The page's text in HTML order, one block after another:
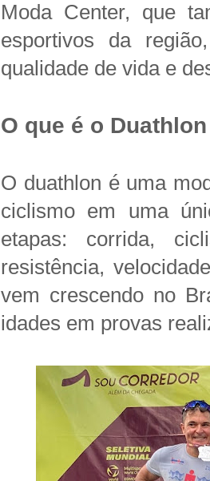
Moda Center, que
esportivos da
qualidade de vida e
O que é o Duathlon
O duathlon é uma
ciclismo em uma
etapas: corrida,
resistência,
vem crescendo no
idades em provas